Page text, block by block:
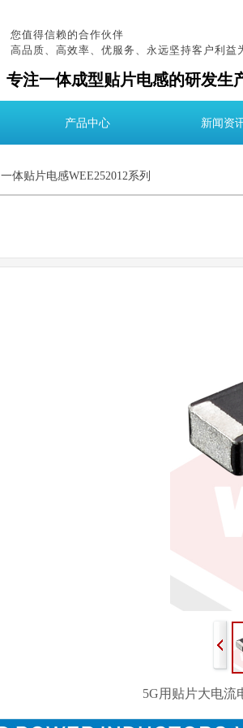
您值得信赖的合作伙伴
高品质、高效率、优服务、永远坚持客户利益
专注一体成型贴片电感的研发生
产品中心 新闻资
一体贴片电感WEE252012系列
5G用贴片大电